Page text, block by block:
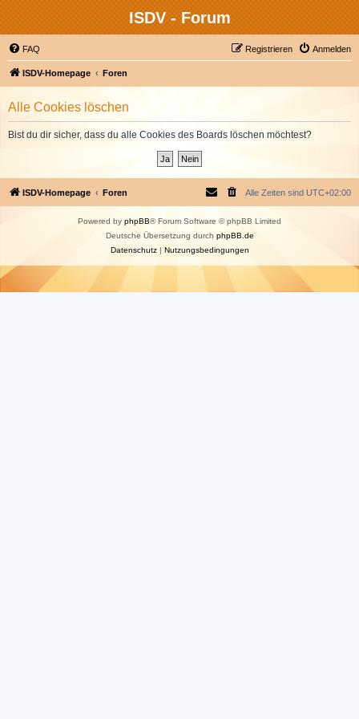
ISDV - Forum
FAQ Anmelden
Registrieren
ISDV-Homepage Foren
Alle Cookies löschen
Bist du dir sicher, dass du alle Cookies des Boards löschen möchtest?
ISDV-Homepage Foren Alle Zeiten sind UTC+02:00
Powered by phpBB® Forum Software © phpBB Limited
Deutsche Übersetzung durch phpBB.de
Datenschutz| Nutzungsbedingungen